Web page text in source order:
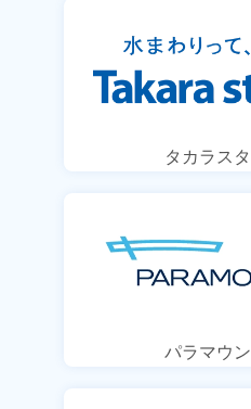
タカラス
パラマウ